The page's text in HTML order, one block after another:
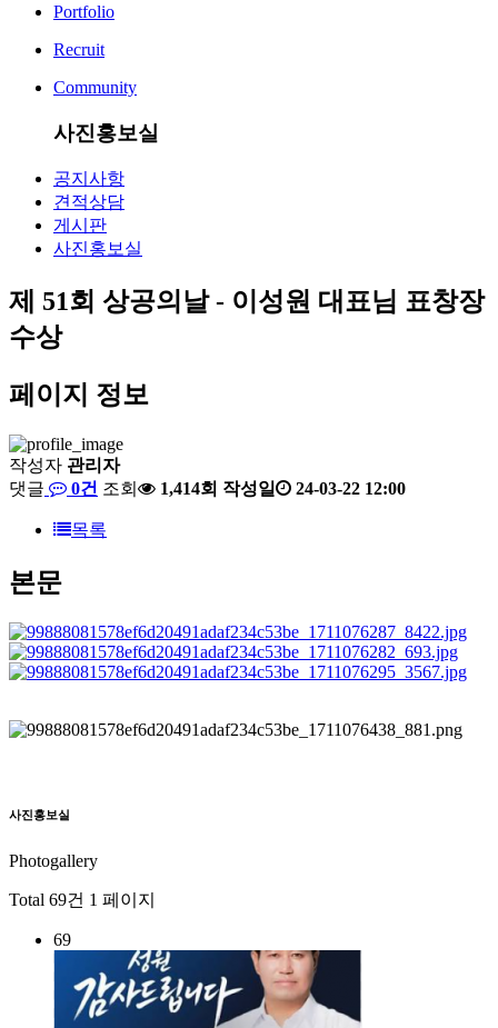
Portfolio
Recruit
Community
사진홍보실
공지사항
견적상담
게시판
사진홍보실
제 51회 상공의날 - 이성원 대표님 표창장
수상
페이지 정보
작성자 관리자
댓글
0건 조회 1,414회 작성일 24-03-22 12:00
목록
본문
사진홍보실
Photogallery
Total 69건 1 페이지
69